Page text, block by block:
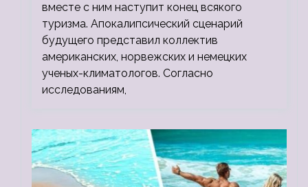
вместе с ним наступит конец всякого
туризма. Апокалипсический сценарий
будущего представил коллектив
американских, норвежских и немецких
ученых-климатологов. Согласно
исследованиям,